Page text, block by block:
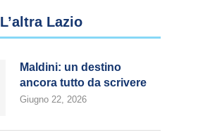
L’altra Lazio
Maldini: un destino
ancora tutto da scrivere
Giugno 22, 2026